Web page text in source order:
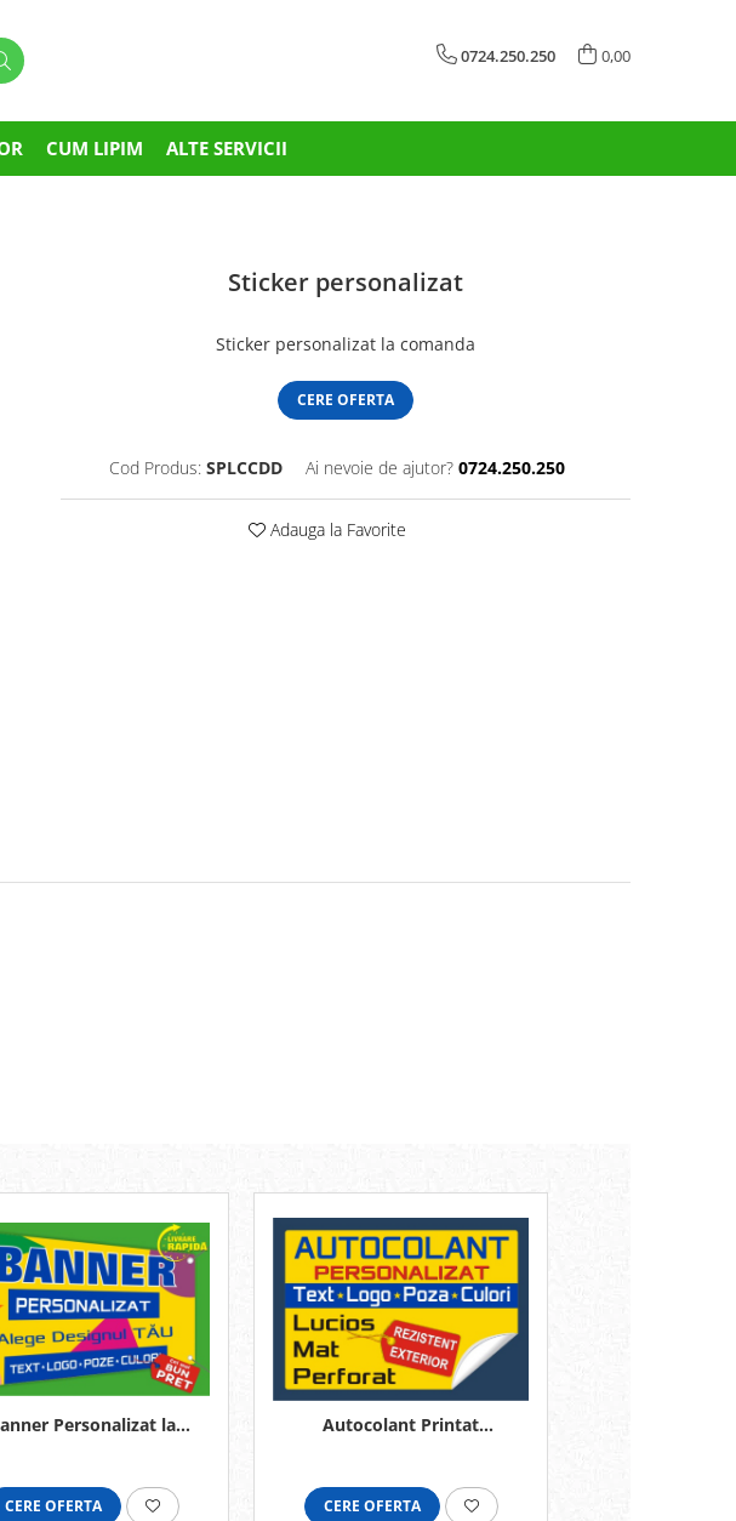
0724.250.250 0,00
CUM LIPIM ALTE SERVICII
Sticker personalizat
Sticker personalizat la comanda
CERE OFERTA
Cod Produs: SPLCCDD Ai nevoie de ajutor? 0724.250.250
Adauga la Favorite
Personalizat la
CERE OFERTA
Autocolant Printat
CERE OFERTA